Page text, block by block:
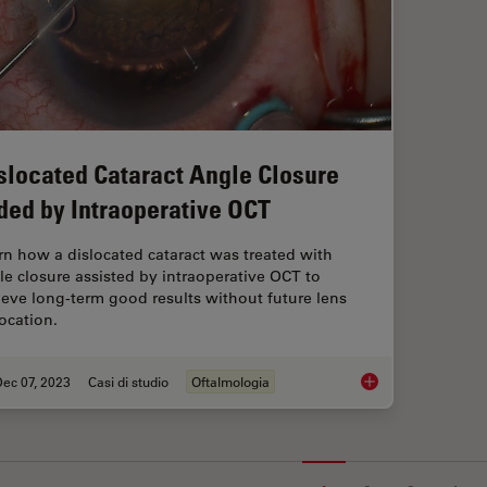
Cataract Angle Closure
by Intraoperative OCT
how a dislocated cataract was treated with
closure assisted by intraoperative OCT to
long-term good results without future lens
07, 2023 Casi di studio Oftalmologia Dislocated Cataract